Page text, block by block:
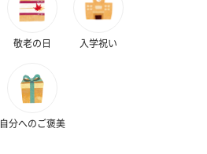
敬老の日 入学祝い
自分へのご褒美